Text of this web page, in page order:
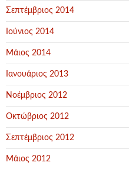
Σεπτέμβριος 2014
Ιούνιος 2014
Μάιος 2014
Ιανουάριος 2013
Νοέμβριος 2012
Οκτώβριος 2012
Σεπτέμβριος 2012
Μάιος 2012